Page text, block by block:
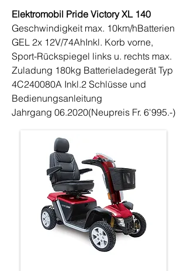
Elektromobil Pride Victory XL 140
Geschwindigkeit max. 10km/hBatterien
GEL 2x 12V/74AhInkl. Korb vorne,
Sport-Rückspiegel links u. rechts max.
Zuladung 180kg Batterieladegerät Typ
4C240080A Inkl.2 Schlüsse und
Bedienungsanleitung
Jahrgang 06.2020(Neupreis Fr. 6'995.-)